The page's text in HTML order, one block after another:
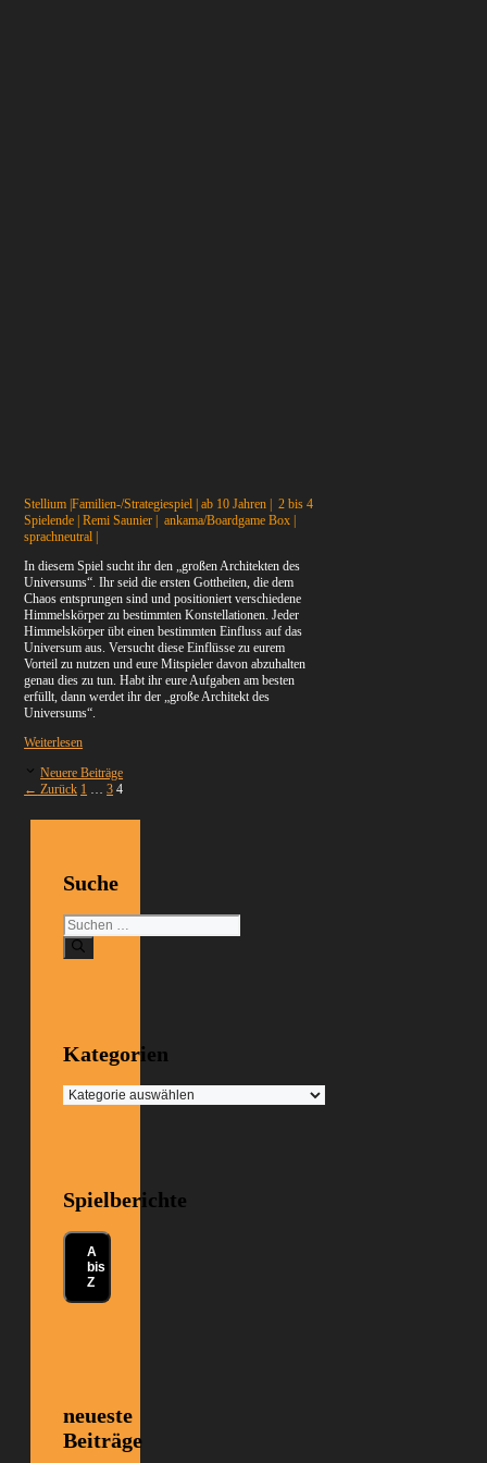
Stellium |Familien-/Strategiespiel | ab 10 Jahren | 2 bis 4
Spielende | Remi Saunier | ankama/Boardgame Box |
sprachneutral |
In diesem Spiel sucht ihr den „großen Architekten des
Universums“. Ihr seid die ersten Gottheiten, die dem
Chaos entsprungen sind und positioniert verschiedene
Himmelskörper zu bestimmten Konstellationen. Jeder
Himmelskörper übt einen bestimmten Einfluss auf das
Universum aus. Versucht diese Einflüsse zu eurem
Vorteil zu nutzen und eure Mitspieler davon abzuhalten
genau dies zu tun. Habt ihr eure Aufgaben am besten
erfüllt, dann werdet ihr der „große Architekt des
Universums“.
Weiterlesen
Neuere Beiträge
← Zurück Seite
1 … Seite
3 Seite
4
Suche
Suchen
nach:
Kategorien
Kategorien
Spielberichte
A
bis
Z
neueste
Beiträge